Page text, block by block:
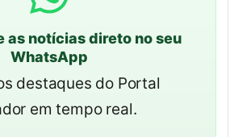
as notícias direto no seu
WhatsApp
destaques do Portal
em tempo real.